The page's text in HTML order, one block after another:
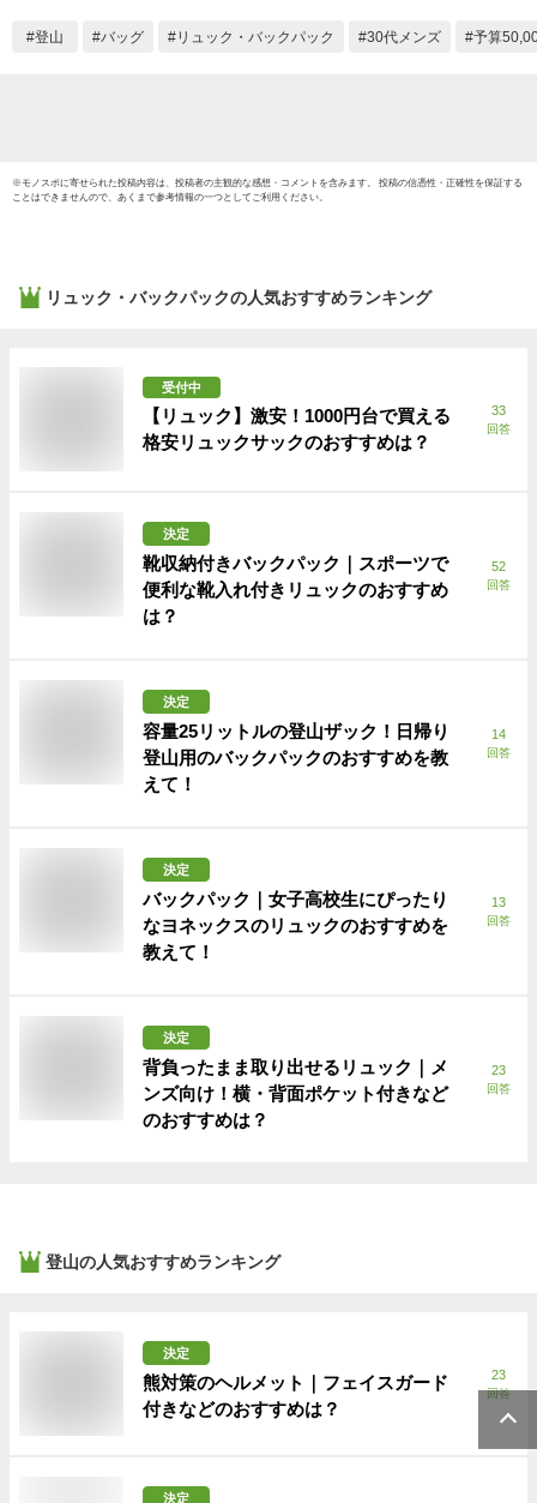
623555101987
ディー
登山 バッグ リュック・バックパック 30代メンズ 予算
※モノスポに寄せられた投稿内容は、投稿者の主観的な感想・コメントを含みます。 投稿の信憑性・正確性を保証する
ことはできませんので、あくまで参考情報の一つとしてご利用ください。
リュック・バックパックの人気おすすめランキング
受付中
【リュック】激安！1000円台で買える
格安リュックサックのおすすめは？
33
回答
決定
靴収納付きバックパック｜スポーツで
便利な靴入れ付きリュックのおすすめ
は？
52
回答
決定
容量25リットルの登山ザック！日帰り
登山用のバックパックのおすすめを教
えて！
14
回答
決定
バックパック｜女子高校生にぴったり
なヨネックスのリュックのおすすめを
教えて！
13
回答
決定
背負ったまま取り出せるリュック｜メ
ンズ向け！横・背面ポケット付きなど
のおすすめは？
23
回答
登山の人気おすすめランキング
決定
熊対策のヘルメット｜フェイスガード
付きなどのおすすめは？
23
回答
決定